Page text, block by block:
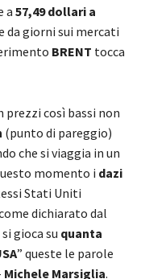
a 57,49 dollari a
da giorni sui mercati
BRENT tocca
prezzi così bassi non
(punto di pareggio)
che si viaggia in un
momento i dazi
Stati Uniti
dichiarato dal
gioca su quanta
” queste le parole
Michele Marsiglia.